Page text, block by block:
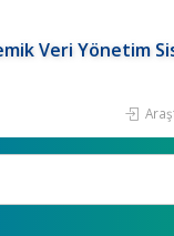
Veri Yönetim